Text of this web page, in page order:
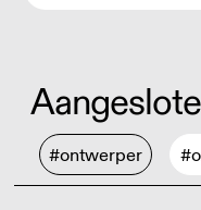
#ontwerper